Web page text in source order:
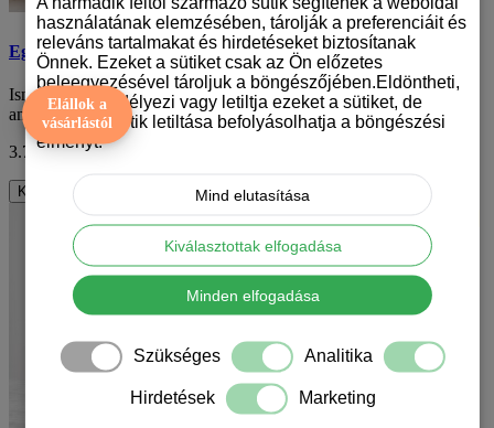
Egyedi nyakörv vízfesték mintával - állítható
Ismerd meg új, lenyűgöző vízfesték csepp mintás nyakörvünket,
amely nem csak stílusos, hanem személy..
3.790 FtÁFA nélkül: 2.984 Ft
Kosárba
ALACSONY KÉSZLET
Elállok a
vásárlástól
használatának elemzésében, tárolják a preferenciáit és
releváns tartalmakat és hirdetéseket biztosítanak
Önnek. Ezeket a sütiket csak az Ön előzetes
beleegyezésével tároljuk a böngészőjében.Eldöntheti,
hogy engedélyezi vagy letiltja ezeket a sütiket, de
bizonyos sütik letiltása befolyásolhatja a böngészési
élményt.
Mind elutasítása
Kiválasztottak elfogadása
Minden elfogadása
Szükséges Analitika
Hirdetések Marketing